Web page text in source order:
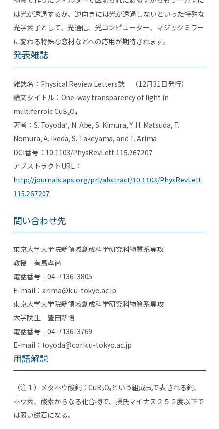
は光が透過するが、逆向きには光が透過しないといった特殊な
光学素子として、光通信、光コンピューター、マジックミラー
に変わる特殊な窓材などへの応用が期待されます。
発表雑誌
雑誌名：Physical Review Letters誌 （12月31日発行）
論文タイトル：One-way transparency of light in
multiferroic CuB2O4
著者：S. Toyoda*, N. Abe, S. Kimura, Y. H. Matsuda, T.
Nomura, A. Ikeda, S. Takeyama, and T. Arima
DOI番号：10.1103/PhysRevLett.115.267207
アブストラクトURL：
http://journals.aps.org/prl/abstract/10.1103/PhysRevLett.
115.267207
問い合わせ先
東京大学大学院新領域創成科学研究科物質系専攻
教授 有馬孝尚
電話番号：04-7136-3805
E-mail：arima@k.u-tokyo.ac.jp
東京大学大学院新領域創成科学研究科物質系専攻
大学院生 豊田新悟
電話番号：04-7136-3769
E-mail：toyoda@cor.k.u-tokyo.ac.jp
用語解説
（注１）メタホウ酸銅：CuB2O4という組成式で表される銅、
ホウ素、酸素からなる化合物で、摂氏マイナス２５２度以下で
は弱い磁石になる。